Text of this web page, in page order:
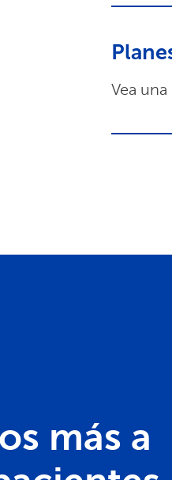
Vea
más a